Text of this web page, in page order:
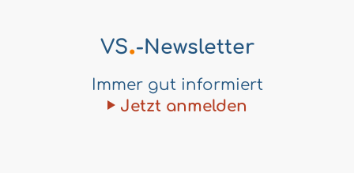
VS.-Newsletter
Immer gut informiert
Jetzt anmelden